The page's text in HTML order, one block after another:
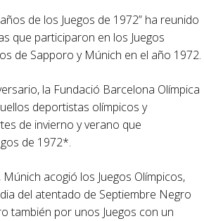
de los Juegos de 1972” ha reunido
que participaron en los Juegos
de Sapporo y Múnich en el año 1972.
la Fundació Barcelona Olímpica
deportistas olímpicos y
de invierno y verano que
de 1972*.
acogió los Juegos Olímpicos,
del atentado de Septiembre Negro
también por unos Juegos con un